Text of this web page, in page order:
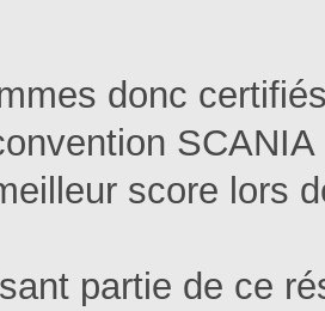
donc
score lors
partie de ce